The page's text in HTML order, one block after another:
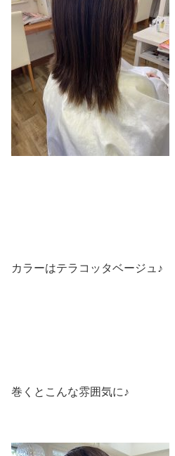
カラーはテラコッタベージュ♪
巻くとこんな雰囲気に♪